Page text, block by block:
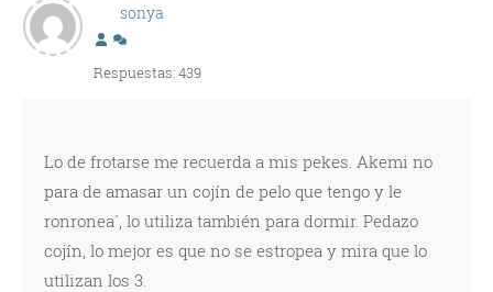
sonya
Respuestas: 439
Lo de frotarse me recuerda a mis pekes. Akemi no
para de amasar un cojín de pelo que tengo y le
ronronea´, lo utiliza también para dormir. Pedazo
cojín, lo mejor es que no se estropea y mira que lo
utilizan los 3.